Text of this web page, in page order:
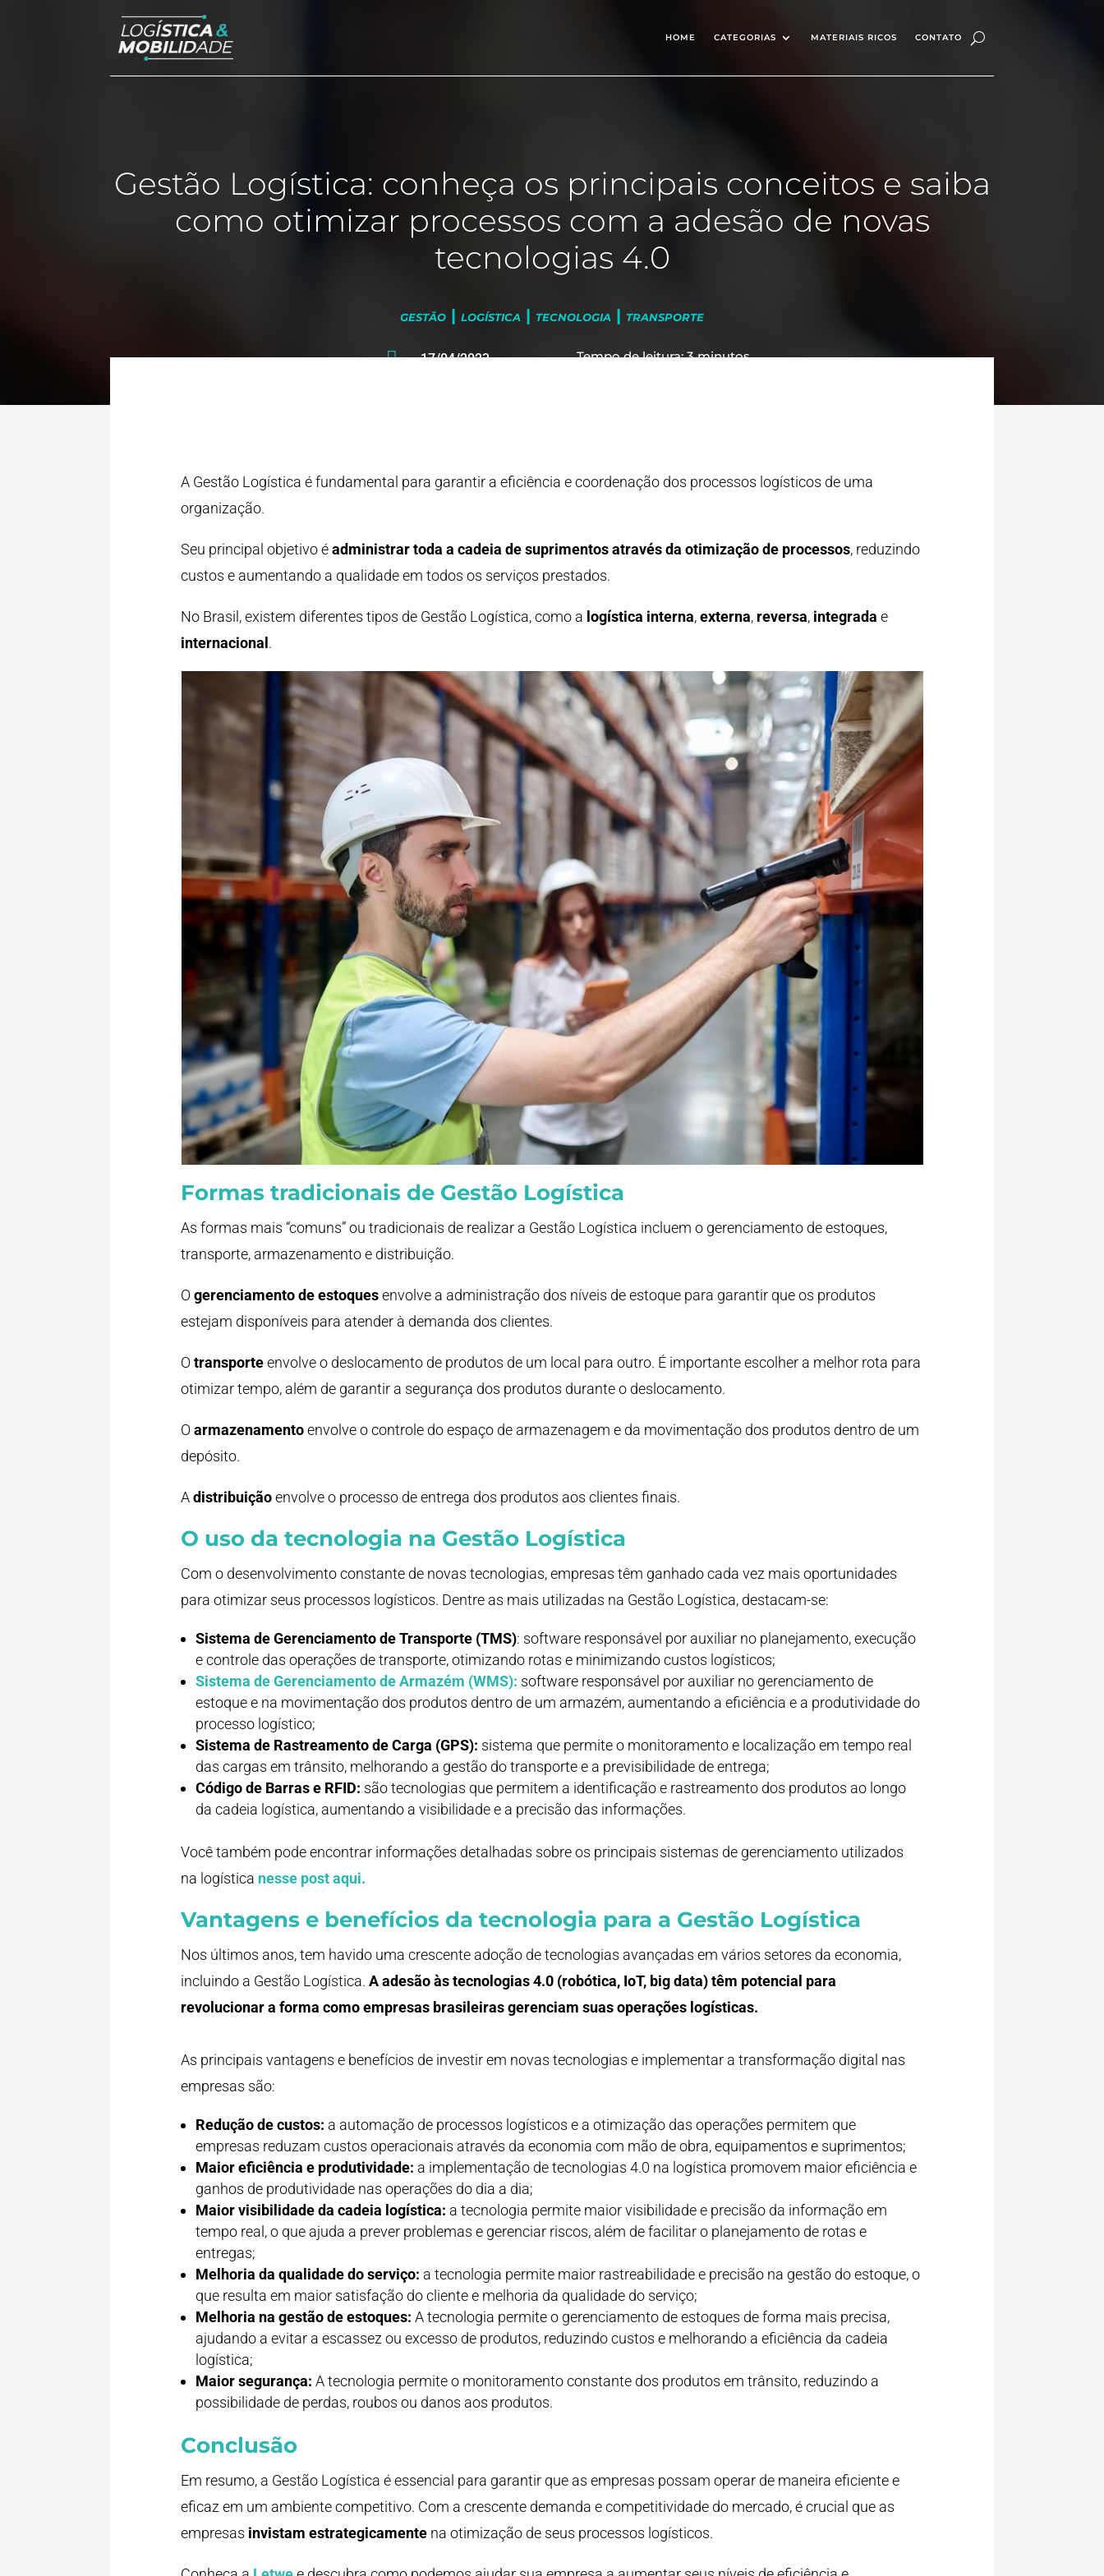
HOME CATEGORIAS MATERIAIS RICOS CONTATO
Gestão Logística: conheça os principais conceitos e saiba
como otimizar processos com a adesão de novas
tecnologias 4.0
GESTÃO | LOGÍSTICA | TECNOLOGIA | TRANSPORTE
 17/04/2023 Tempo de leitura: 3 minutos
A Gestão Logística é fundamental para garantir a eficiência e coordenação dos processos logísticos de uma
organização.
Seu principal objetivo éadministrar toda a cadeia de suprimentos através da otimização de processos, reduzindo
custos e aumentando a qualidade em todos os serviços prestados.
No Brasil, existem diferentes tipos de Gestão Logística, como a logística interna,externa, reversa, integradae
internacional .
Formas tradicionais de Gestão Logística
As formas mais “comuns” ou tradicionais de realizar a Gestão Logística incluem o gerenciamento de estoques,
transporte, armazenamento e distribuição.
Ogerenciamento de estoquesenvolve a administração dos níveis de estoque para garantir que os produtos
estejam disponíveis para atender à demanda dos clientes.
Otransporteenvolve o deslocamento de produtos de um local para outro. É importante escolher a melhor rota para
otimizar tempo, além de garantir a segurança dos produtos durante o deslocamento.
Oarmazenamentoenvolve o controle do espaço de armazenagem e da movimentação dos produtos dentro de um
depósito.
Adistribuiçãoenvolve o processo de entrega dos produtos aos clientes finais.
O uso da tecnologia na Gestão Logística
Com o desenvolvimento constante de novas tecnologias, empresas têm ganhado cada vez mais oportunidades
para otimizar seus processos logísticos. Dentre as mais utilizadas na Gestão Logística, destacam-se:
Sistema de Gerenciamento de Transporte (TMS): software responsável por auxiliar no planejamento, execução
e controle das operações de transporte, otimizando rotas e minimizando custos logísticos;
Sistema de Gerenciamento de Armazém (WMS): software responsável por auxiliar no gerenciamento de
estoque e na movimentação dos produtos dentro de um armazém, aumentando a eficiência e a produtividade do
processo logístico;
Sistema de Rastreamento de Carga (GPS): sistema que permite o monitoramento e localização em tempo real
das cargas em trânsito, melhorando a gestão do transporte e a previsibilidade de entrega;
Código de Barras e RFID: são tecnologias que permitem a identificação e rastreamento dos produtos ao longo
da cadeia logística, aumentando a visibilidade e a precisão das informações.
Você também pode encontrar informações detalhadas sobre os principais sistemas de gerenciamento utilizados
na logística nesse post aqui.
Vantagens e benefícios da tecnologia para a Gestão Logística
Nos últimos anos, tem havido uma crescente adoção de tecnologias avançadas em vários setores da economia,
incluindo a Gestão Logística.A adesão às tecnologias 4.0 (robótica, IoT, big data) têm potencial para
revolucionar a forma como empresas brasileiras gerenciam suas operações logísticas.
As principais vantagens e benefícios de investir em novas tecnologias e implementar a transformação digital nas
empresas são:
Redução de custos: a automação de processos logísticos e a otimização das operações permitem que
empresas reduzam custos operacionais através da economia com mão de obra, equipamentos e suprimentos;
Maior eficiência e produtividade: a implementação de tecnologias 4.0 na logística promovem maior eficiência e
ganhos de produtividade nas operações do dia a dia;
Maior visibilidade da cadeia logística: a tecnologia permite maior visibilidade e precisão da informação em
tempo real, o que ajuda a prever problemas e gerenciar riscos, além de facilitar o planejamento de rotas e
entregas;
Melhoria da qualidade do serviço: a tecnologia permite maior rastreabilidade e precisão na gestão do estoque, o
que resulta em maior satisfação do cliente e melhoria da qualidade do serviço;
Melhoria na gestão de estoques: A tecnologia permite o gerenciamento de estoques de forma mais precisa,
ajudando a evitar a escassez ou excesso de produtos, reduzindo custos e melhorando a eficiência da cadeia
logística;
Maior segurança: A tecnologia permite o monitoramento constante dos produtos em trânsito, reduzindo a
possibilidade de perdas, roubos ou danos aos produtos.
Conclusão
Em resumo, a Gestão Logística é essencial para garantir que as empresas possam operar de maneira eficiente e
eficaz em um ambiente competitivo. Com a crescente demanda e competitividade do mercado, é crucial que as
empresas invistam estrategicamente na otimização de seus processos logísticos.